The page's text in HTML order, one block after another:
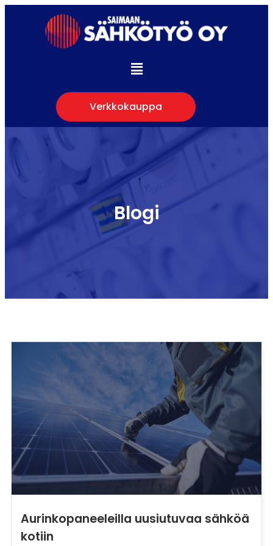
Verkkokauppa
Blogi
Aurinkopaneeleilla uusiutuvaa sähköä
kotiin